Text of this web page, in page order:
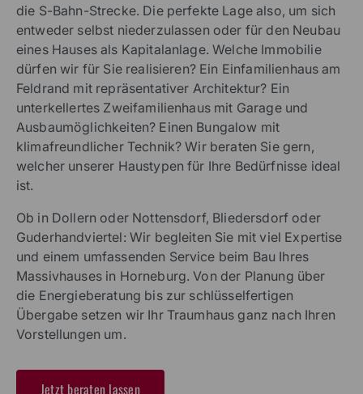
die S-Bahn-Strecke. Die perfekte Lage also, um sich
entweder selbst niederzulassen oder für den Neubau
eines Hauses als Kapitalanlage. Welche Immobilie
dürfen wir für Sie realisieren? Ein Einfamilienhaus am
Feldrand mit repräsentativer Architektur? Ein
unterkellertes Zweifamilienhaus mit Garage und
Ausbaumöglichkeiten? Einen Bungalow mit
klimafreundlicher Technik? Wir beraten Sie gern,
welcher unserer Haustypen für Ihre Bedürfnisse ideal
ist.
Ob in Dollern oder Nottensdorf, Bliedersdorf oder
Guderhandviertel: Wir begleiten Sie mit viel Expertise
und einem umfassenden Service beim Bau Ihres
Massivhauses in Horneburg. Von der Planung über
die Energieberatung bis zur schlüsselfertigen
Übergabe setzen wir Ihr Traumhaus ganz nach Ihren
Vorstellungen um.
Jetzt beraten lassen